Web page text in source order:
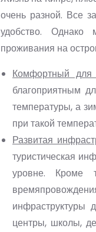
очень разной. Все
удобство. Однако
проживания на
Комфортный для
благоприятным
температуры, а
при такой
Развитая
туристическая
уровне. Кроме
инфраструктуры
центры, школы,